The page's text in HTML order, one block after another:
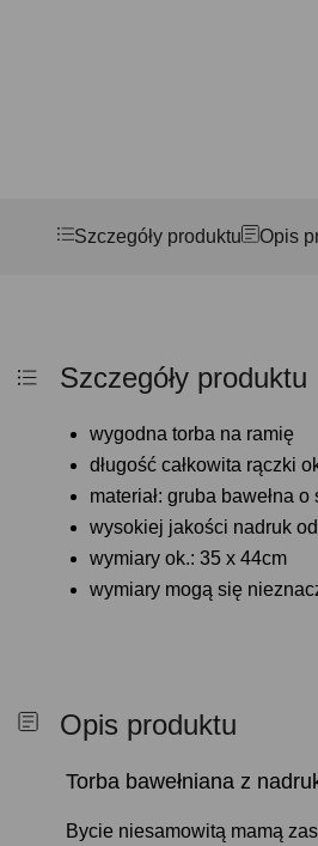
Szczegóły produktu Opis
Szczegóły produktu
wygodna torba na ramię
długość całkowita rączki
materiał: gruba bawełna
wysokiej jakości nadruk
wymiary ok.: 35 x 44cm
wymiary mogą się
Opis produktu
Torba bawełniana z
Bycie niesamowitą mamą